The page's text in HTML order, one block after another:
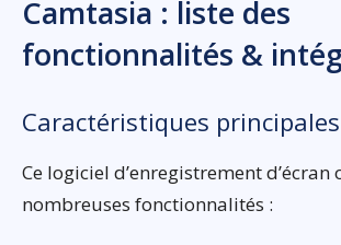
Camtasia : liste des
fonctionnalités &
Caractéristiques principales
Ce logiciel d’enregistrement d’écran
nombreuses fonctionnalités :